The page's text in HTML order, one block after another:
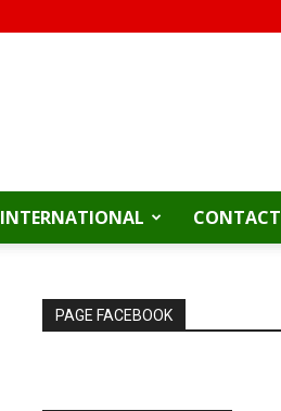
INTERNATIONAL CONTACT
PAGE FACEBOOK